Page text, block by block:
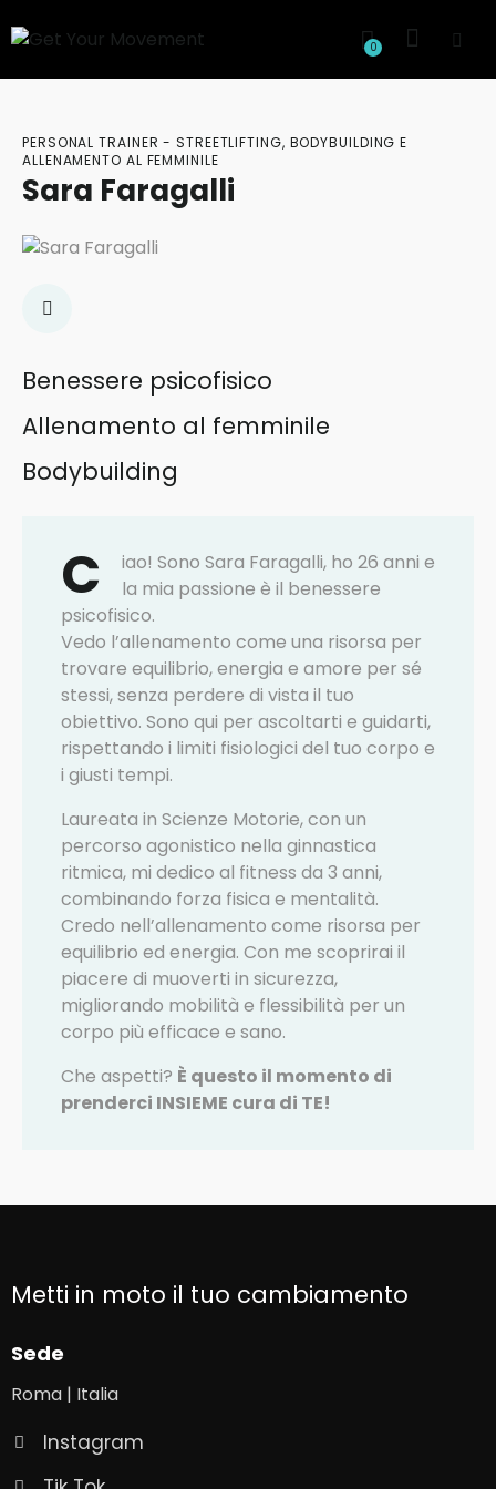
0
PERSONAL TRAINER - STREETLIFTING, BODYBUILDING E
ALLENAMENTO AL FEMMINILE
Sara Faragalli
Benessere psicofisico
Allenamento al femminile
Bodybuilding
C
iao! Sono Sara Faragalli, ho 26 anni e
la mia passione è il benessere
psicofisico.
Vedo l’allenamento come una risorsa per
trovare equilibrio, energia e amore per sé
stessi, senza perdere di vista il tuo
obiettivo. Sono qui per ascoltarti e guidarti,
rispettando i limiti fisiologici del tuo corpo e
i giusti tempi.
Laureata in Scienze Motorie, con un
percorso agonistico nella ginnastica
ritmica, mi dedico al fitness da 3 anni,
combinando forza fisica e mentalità.
Credo nell’allenamento come risorsa per
equilibrio ed energia. Con me scoprirai il
piacere di muoverti in sicurezza,
migliorando mobilità e flessibilità per un
corpo più efficace e sano.
Che aspetti? È questo il momento di
prenderci INSIEME cura di TE!
Metti in moto il tuo cambiamento
Sede
Roma | Italia
Instagram